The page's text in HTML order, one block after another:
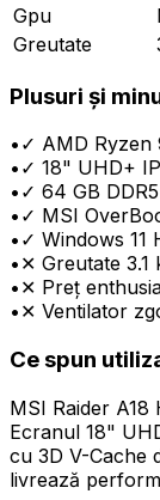
Gpu
Greutate
Plusuri și
• ✓ AMD Ryzen
• ✓ 18" UHD+
• ✓ 64 GB DDR5
• ✓ MSI
• ✓ Windows 11
• ✕ Greutate 3.1
• ✕ Preț
• ✕ Ventilator
Ce spun
MSI Raider
Ecranul 18"
cu 3D V-Cache
livrează